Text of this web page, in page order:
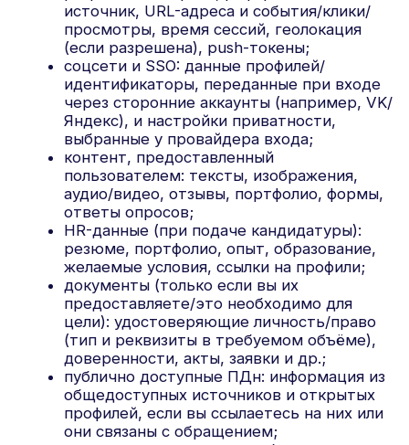
Сбор, запись, систематизация, хранение,
уточнение (обновление/изменение), извлечение,
использование, передача (предоставление/
доступ), обезличивание, блокирование, удаление,
уничтожение; автоматизированная и
неавтоматизированная обработка, включая
сопоставление и агрегирование данных из
различных источников. Профилирование и
таргетирование применяются для улучшения
сервисов и маркетинга при наличии
соответствующих согласий.
6. Cookie, идентификаторы и аналитика
Используются технические, функциональные,
аналитические и (при согласии) рекламные
cookie/SDK/пиксели. Настройки и подробности
доступны в баннере управления cookie и в
настройках вашего браузера/устройства.
Перечень систем (возможные категории):
веб-аналитика/счётчики;
рекламные пиксели и ретаргетинг;
A/B-тестирование и персонализация (в т.
ч. фиче-флаги);
тепловые карты и запись сессий;
менеджер тегов;
чат-виджеты, поддержка и опросы;
push-уведомления и SDK;
мониторинг ошибок и
производительности (RUM);
антифрод/капчи/бот-защита/
фингерпринтинг;
CDP/CRM-маркетинг и рекомендательные